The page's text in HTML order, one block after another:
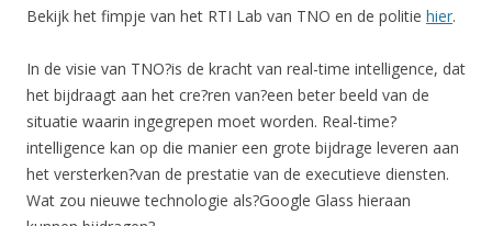
Bekijk het fimpje van het RTI Lab van TNO en de politie hier.
In de visie van TNO?is de kracht van real-time intelligence, dat
het bijdraagt aan het cre?ren van?een beter beeld van de
situatie waarin ingegrepen moet worden. Real-time?
intelligence kan op die manier een grote bijdrage leveren aan
het versterken?van de prestatie van de executieve diensten.
Wat zou nieuwe technologie als?Google Glass hieraan